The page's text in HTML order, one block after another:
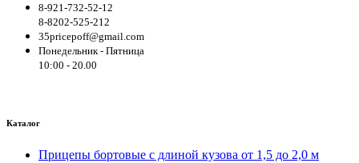
8-921-732-52-12
8-8202-525-212
35pricepoff@gmail.com
Понедельник - Пятница
10:00 - 20.00
Каталог
Прицепы бортовые с длиной кузова от 1,5 до 2,0 м